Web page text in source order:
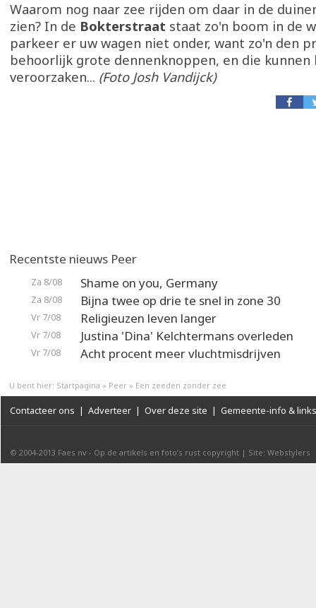
Waarom nog naar zee rijden om daar in de
zien? In de Bokterstraat staat zo'n boom in de
parkeer er uw wagen niet onder, want zo'n den
behoorlijk grote dennenknoppen, en die kunnen
veroorzaken... (Foto Josh Vandijck)
Recentste nieuws Peer
Za 8/08 Shame on you, Germany
Za 8/08 Bijna twee op drie te snel in zone 30
Vr 7/08 Religieuzen leven langer
Vr 7/08 Justina 'Dina' Kelchtermans overleden
Vr 7/08 Acht procent meer vluchtmisdrijven
U bent hier: Startpagina » Peer » Een zeeden zonder zee
Contacteer ons | Adverteer | Over deze site | Gemeente-info & links
© 2004-2013 Faes nv - Op de artikels en foto’s rust copyright | Site: Webstylers